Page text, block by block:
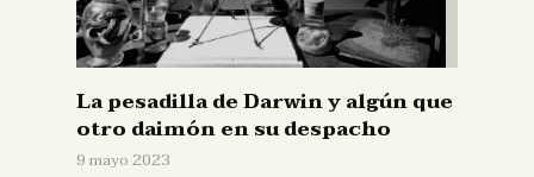
La pesadilla de Darwin y algún que
otro daimón en su despacho
9 mayo 2023